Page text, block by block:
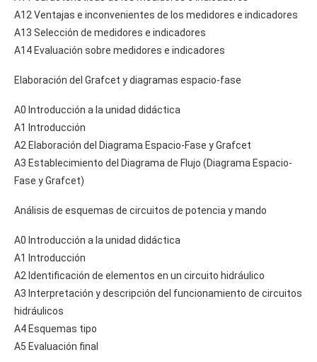
A12 Ventajas e inconvenientes de los medidores e indicadores
A13 Selección de medidores e indicadores
A14 Evaluación sobre medidores e indicadores
Elaboración del Grafcet y diagramas espacio-fase
A0 Introducción a la unidad didáctica
A1 Introducción
A2 Elaboración del Diagrama Espacio-Fase y Grafcet
A3 Establecimiento del Diagrama de Flujo (Diagrama Espacio-
Fase y Grafcet)
Análisis de esquemas de circuitos de potencia y mando
A0 Introducción a la unidad didáctica
A1 Introducción
A2 Identificación de elementos en un circuito hidráulico
A3 Interpretación y descripción del funcionamiento de circuitos
hidráulicos
A4 Esquemas tipo
A5 Evaluación final